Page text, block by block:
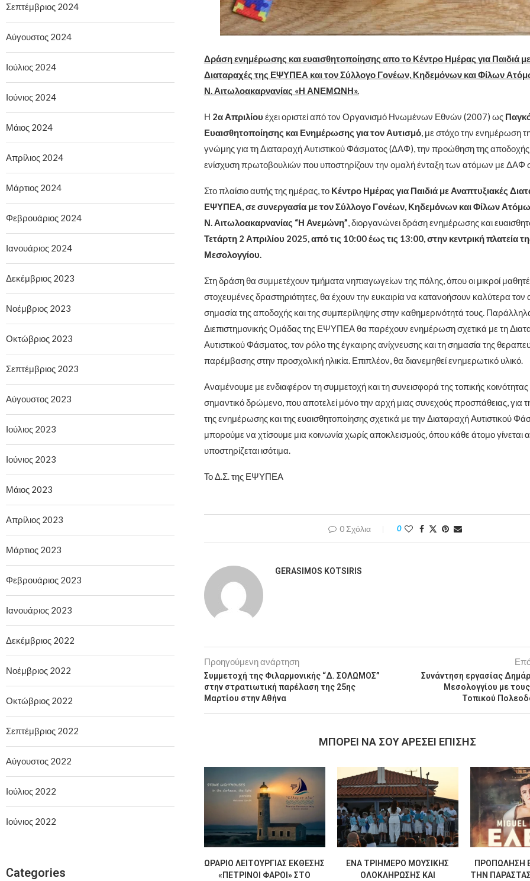
Δράση ενημέρωσης και ευαισθητοποίησης απο το Κέντρο Ημέρας για Παιδιά
Διαταραχές της ΕΨΥΠΕΑ και τον Σύλλογο Γονέων, Κηδεμόνων και Φίλων
Ν. Αιτωλοακαρνανίας «Η ΑΝΕΜΩΝΗ».
Η 2α Απριλίου έχει οριστεί από τον Οργανισμό Ηνωμένων Εθνών (2007) ως
Ευαισθητοποίησης και Ενημέρωσης για τον Αυτισμό, με στόχο την ενημέρωση
γνώμης για τη Διαταραχή Αυτιστικού Φάσματος (ΔΑΦ), την προώθηση της αποδοχής
ενίσχυση πρωτοβουλιών που υποστηρίζουν την ομαλή ένταξη των ατόμων με ΔΑΦ
Στο πλαίσιο αυτής της ημέρας, το Κέντρο Ημέρας για Παιδιά με Αναπτυξιακές
ΕΨΥΠΕΑ, σε συνεργασία με τον Σύλλογο Γονέων, Κηδεμόνων και Φίλων
Ν. Αιτωλοακαρνανίας “Η Ανεμώνη”, διοργανώνει δράση ενημέρωσης και
Τετάρτη 2 Απριλίου 2025, από τις 10:00 έως τις 13:00, στην κεντρική πλατεία
Μεσολογγίου.
Στη δράση θα συμμετέχουν τμήματα νηπιαγωγείων της πόλης, όπου οι μικροί
στοχευμένες δραστηριότητες, θα έχουν την ευκαιρία να κατανοήσουν καλύτερα τον
σημασία της αποδοχής και της συμπερίληψης στην καθημερινότητά τους.
Διεπιστημονικής Ομάδας της ΕΨΥΠΕΑ θα παρέχουν ενημέρωση σχετικά με τη
Αυτιστικού Φάσματος, τον ρόλο της έγκαιρης ανίχνευσης και τη σημασία της
παρέμβασης στην προσχολική ηλικία. Επιπλέον, θα διανεμηθεί ενημερωτικό υλικό.
Αναμένουμε με ενδιαφέρον τη συμμετοχή και τη συνεισφορά της τοπικής κοινότητας
σημαντικό δρώμενο, που αποτελεί μόνο την αρχή μιας συνεχούς προσπάθειας, για
της ενημέρωσης και της ευαισθητοποίησης σχετικά με την Διαταραχή Αυτιστικού
μπορούμε να χτίσουμε μια κοινωνία χωρίς αποκλεισμούς, όπου κάθε άτομο γίνεται
υποστηρίζεται ισότιμα.
Το Δ.Σ. της ΕΨΥΠΕΑ
0 Σχόλια 0
GERASIMOS KOTSIRIS
Προηγούμενη ανάρτηση
Συμμετοχή της Φιλαρμονικής “Δ. ΣΟΛΩΜΟΣ”
στην στρατιωτική παρέλαση της 25ης
Μαρτίου στην Αθήνα
Συνάντηση εργασίας
Μεσολογγίου με
Τοπικού
MΠΟΡΕΊ ΝΑ ΣΟΥ ΑΡΈΣΕΙ ΕΠΊΣΗΣ
ΩΡΆΡΙΟ ΛΕΙΤΟΥΡΓΊΑΣ ΈΚΘΕΣΗΣ
«ΠΈΤΡΙΝΟΙ ΦΆΡΟΙ» ΣΤΟ
ΈΝΑ ΤΡΙΉΜΕΡΟ ΜΟΥΣΙΚΉΣ
ΟΛΟΚΛΉΡΩΣΗΣ ΚΑΙ
ΠΡΟΠΏΛΗΣΗ
ΤΗΝ
Σεπτέμβριος 2024
Αύγουστος 2024
Ιούλιος 2024
Ιούνιος 2024
Μάιος 2024
Απρίλιος 2024
Μάρτιος 2024
Φεβρουάριος 2024
Ιανουάριος 2024
Δεκέμβριος 2023
Νοέμβριος 2023
Οκτώβριος 2023
Σεπτέμβριος 2023
Αύγουστος 2023
Ιούλιος 2023
Ιούνιος 2023
Μάιος 2023
Απρίλιος 2023
Μάρτιος 2023
Φεβρουάριος 2023
Ιανουάριος 2023
Δεκέμβριος 2022
Νοέμβριος 2022
Οκτώβριος 2022
Σεπτέμβριος 2022
Αύγουστος 2022
Ιούλιος 2022
Ιούνιος 2022
Categories